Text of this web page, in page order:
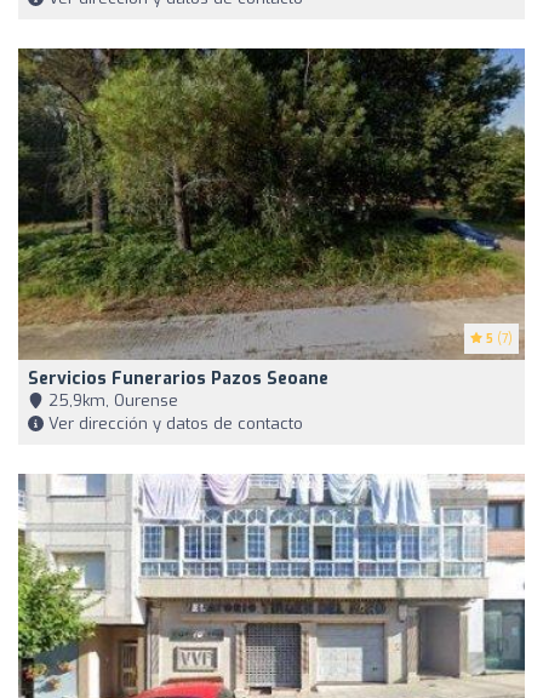
5 (7)
Servicios Funerarios Pazos Seoane
25,9km, Ourense
Ver dirección y datos de contacto